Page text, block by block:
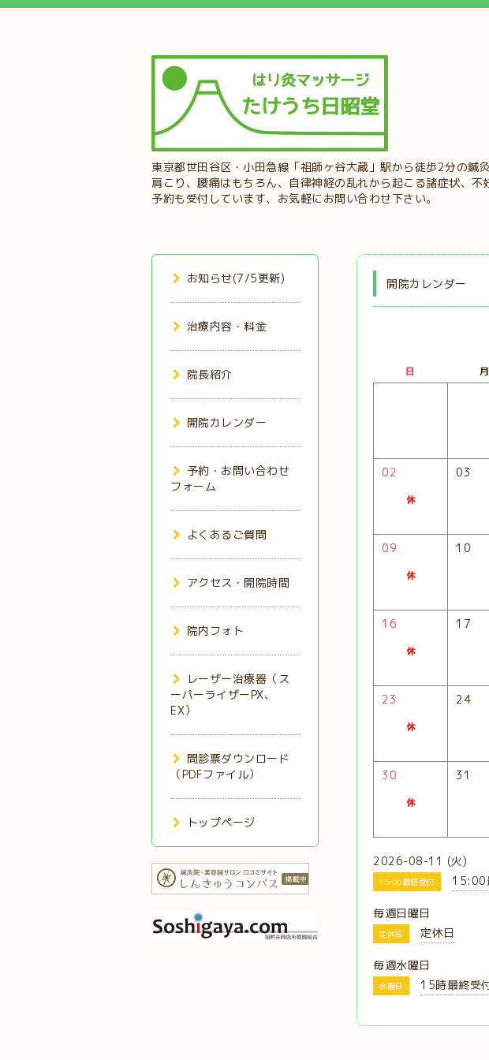
東京都世田谷区・小田急線「祖師ヶ谷大蔵」駅から徒歩2分の鍼灸
肩こり、腰痛はもちろん、自律神経の乱れから起こる諸症状、
予約も受付しています、お気軽にお問い合わせ下さい。
開院カレンダー
日 月
02 03
09 10
16 17
23 24
30 31
2026-08-11 (火)
15:00最終受付 15:00
毎週日曜日
定休日 定休日
毎週水曜日
水曜日 15時最終受
お知らせ(7/5更新)
治療内容・料金
院長紹介
開院カレンダー
予約・お問い合わせ
フォーム
よくあるご質問
アクセス・開院時間
院内フォト
レーザー治療器（ス
ーパーライザーPX、
EX）
問診票ダウンロード
（PDFファイル）
トップページ